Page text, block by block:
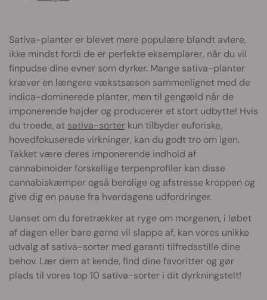
Sativa-planter er blevet mere populære blandt avlere,
ikke mindst fordi de er perfekte eksemplarer, når du vil
finpudse dine evner som dyrker. Mange sativa-planter
kræver en længere vækstsæson sammenlignet med de
indica-dominerede planter, men til gengæld når de
imponerende højder og producerer et stort udbytte! Hvis
du troede, at sativa-sorter kun tilbyder euforiske,
hovedfokuserede virkninger, kan du godt tro om igen.
Takket være deres imponerende indhold af
cannabinoider forskellige terpenprofiler kan disse
cannabiskæmper også berolige og afstresse kroppen og
give dig en pause fra hverdagens udfordringer.
Uanset om du foretrækker at ryge om morgenen, i løbet
af dagen eller bare gerne vil slappe af, kan vores unikke
udvalg af sativa-sorter med garanti tilfredsstille dine
behov. Lær dem at kende, find dine favoritter og gør
plads til vores top 10 sativa-sorter i dit dyrkningstelt!